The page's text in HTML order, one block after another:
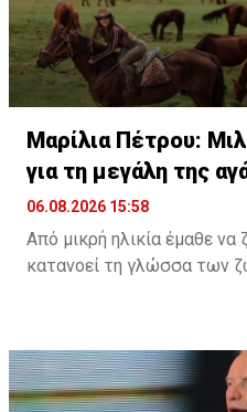
Διαβάστε περισσότερα στο
Διαβάστε επίσης:Μαρίλια
Figaro για τη μεγάλη της
Μαρίλια Πέτρου:
για τη μεγάλη της
06.08.2026 15:58
Από μικρή ηλικία έμαθε να
κατανοεί τη γλώσσα των
ένας δεσμός που
ταινία, ένα παιδικό
ανάγκη για ελευθερία ήταν